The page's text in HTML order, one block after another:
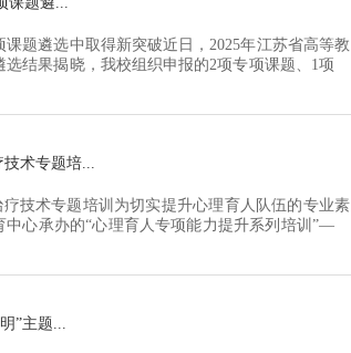
题遴选中取得新突破近日，2025年江苏省高等教
结果揭晓，我校组织申报的2项专项课题、1项工
术专题培...
技术专题培训为切实提升心理育人队伍的专业素
心承办的“心理育人专项能力提升系列培训”——
”主题...